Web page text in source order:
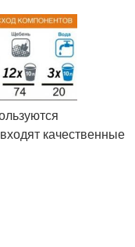
качественные